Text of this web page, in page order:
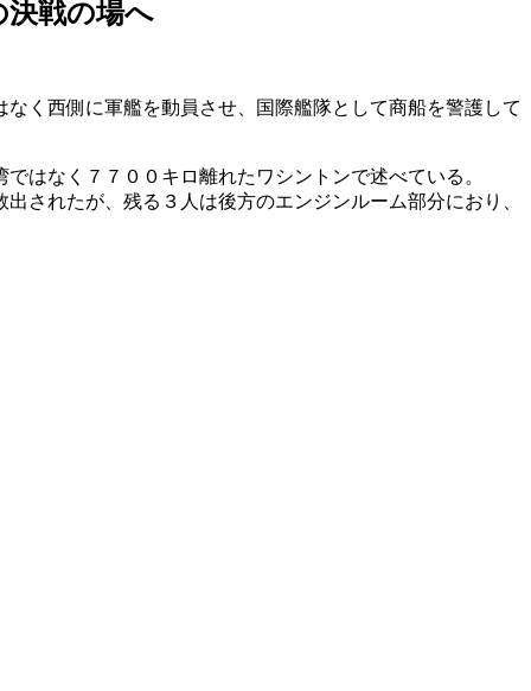
戦の場へ
く西側に軍艦を動員させ、国際艦隊として商船を警護して
はなく７７００キロ離れたワシントンで述べている。
されたが、残る３人は後方のエンジンルーム部分におり、